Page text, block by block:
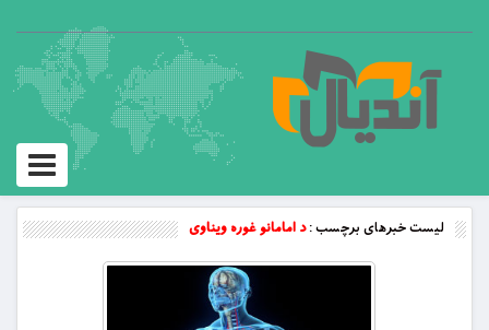
Toggle
لیست خبرهای برچسب :د امامانو غوره ویناوی